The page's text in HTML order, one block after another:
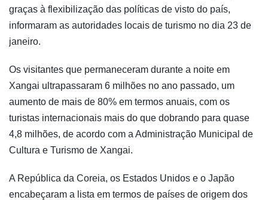
graças à flexibilização das políticas de visto do país,
informaram as autoridades locais de turismo no dia 23 de
janeiro.
Os visitantes que permaneceram durante a noite em
Xangai ultrapassaram 6 milhões no ano passado, um
aumento de mais de 80% em termos anuais, com os
turistas internacionais mais do que dobrando para quase
4,8 milhões, de acordo com a Administração Municipal de
Cultura e Turismo de Xangai.
A República da Coreia, os Estados Unidos e o Japão
encabeçaram a lista em termos de países de origem dos